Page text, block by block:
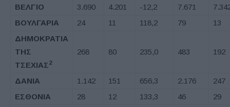
ΒΕΛΓΙΟ
3.690 4.201 -12,2 7.671
ΒΟΥΛΓΑΡΙΑ
24 11 118,2 79
13
ΔΗΜΟΚΡΑΤΙΑ
ΤΗΣ
ΤΣΕΧΙΑΣ 2
268 80 235,0 483 192
ΔΑΝΙΑ 1.142 151 656,3 2.176
247
ΕΣΘΟΝΙΑ
28 12 133,3 46
29